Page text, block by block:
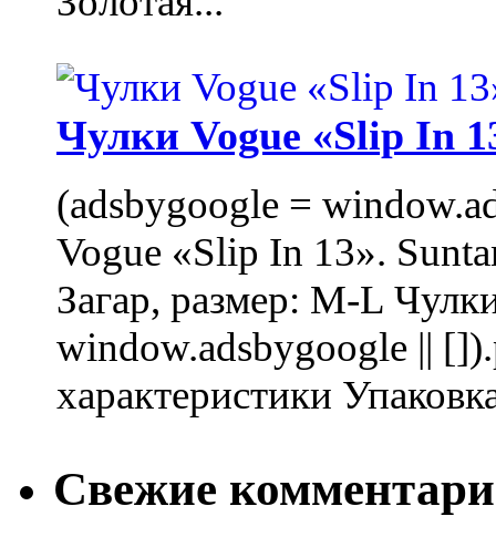
Чулки Vogue «Slip In
(adsbygoogle =
Vogue «Slip In 13».
Загар, размер: M-L
window.adsbygoogle ||
характеристики
Свежие